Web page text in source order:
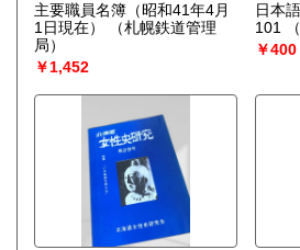
主要職員名簿（昭和41年4月
1日現在）
（札幌鉄道管理
局）
￥1,452
日本
101
￥400